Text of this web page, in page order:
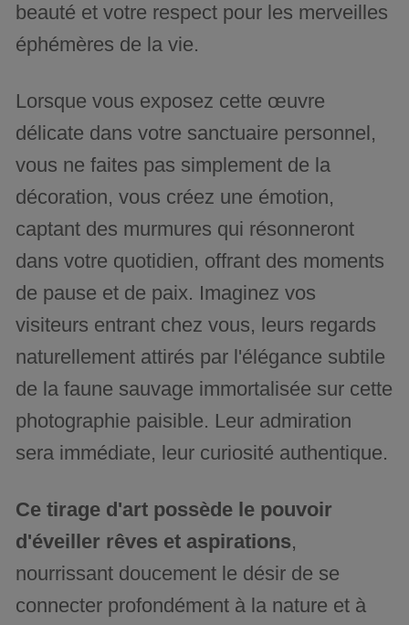
beauté et votre respect pour les merveilles
éphémères de la vie.
Lorsque vous exposez cette œuvre
délicate dans votre sanctuaire personnel,
vous ne faites pas simplement de la
décoration, vous créez une émotion,
captant des murmures qui résonneront
dans votre quotidien, offrant des moments
de pause et de paix. Imaginez vos
visiteurs entrant chez vous, leurs regards
naturellement attirés par l'élégance subtile
de la faune sauvage immortalisée sur cette
photographie paisible. Leur admiration
sera immédiate, leur curiosité authentique.
Ce tirage d'art possède le pouvoir
d'éveiller rêves et aspirations,
nourrissant doucement le désir de se
connecter profondément à la nature et à